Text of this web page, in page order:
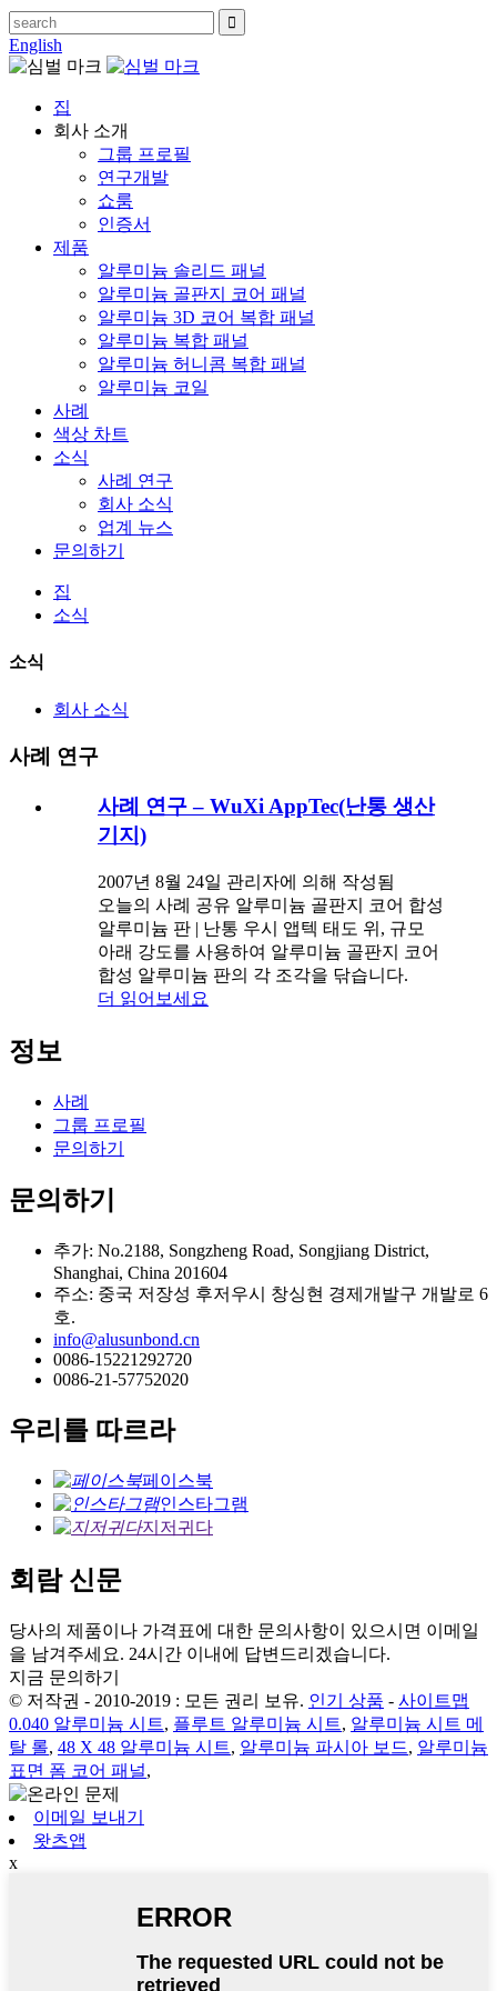
English
집
회사 소개
그룹 프로필
연구개발
쇼룸
인증서
제품
알루미늄 솔리드 패널
알루미늄 골판지 코어 패널
알루미늄 3D 코어 복합 패널
알루미늄 복합 패널
알루미늄 허니콤 복합 패널
알루미늄 코일
사례
색상 차트
소식
사례 연구
회사 소식
업계 뉴스
문의하기
집
소식
소식
회사 소식
사례 연구
사례 연구 – WuXi AppTec(난통 생산
기지)
2007년 8월 24일 관리자에 의해 작성됨
오늘의 사례 공유 알루미늄 골판지 코어 합성
알루미늄 판 | 난통 우시 앱텍 태도 위, 규모
아래 강도를 사용하여 알루미늄 골판지 코어
합성 알루미늄 판의 각 조각을 닦습니다.
더 읽어보세요
정보
사례
그룹 프로필
문의하기
문의하기
추가: No.2188, Songzheng Road, Songjiang District,
Shanghai, China 201604
주소: 중국 저장성 후저우시 창싱현 경제개발구 개발로 6
호.
info@alusunbond.cn
0086-15221292720
0086-21-57752020
우리를 따르라
페이스북
인스타그램
지저귀다
회람 신문
당사의 제품이나 가격표에 대한 문의사항이 있으시면 이메일
을 남겨주세요. 24시간 이내에 답변드리겠습니다.
지금 문의하기
© 저작권 - 2010-2019 : 모든 권리 보유. 인기 상품 - 사이트맵
0.040 알루미늄 시트, 플루트 알루미늄 시트, 알루미늄 시트 메
탈 롤, 48 X 48 알루미늄 시트, 알루미늄 파시아 보드, 알루미늄
표면 폼 코어 패널,
이메일 보내기
왓츠앱
x